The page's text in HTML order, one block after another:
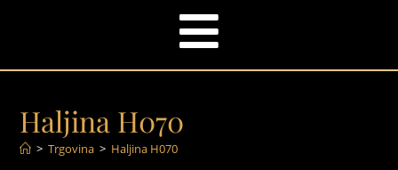
Haljina H070
> Trgovina > Haljina H070